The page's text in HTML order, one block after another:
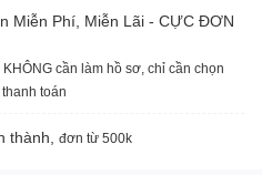
Miễn Phí, Miễn Lãi - CỰC ĐƠN
cần làm hồ sơ, chỉ cần chọn
toán
thành, đơn từ 500k